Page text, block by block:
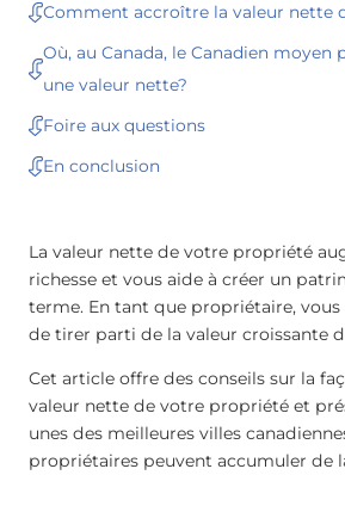
Comment accroître la valeur nette
Où, au Canada, le Canadien moyen
une valeur nette?
Foire aux questions
En conclusion
La valeur nette de votre propriété
richesse et vous aide à créer un
terme. En tant que propriétaire,
de tirer parti de la valeur croissante
Cet article offre des conseils sur la
valeur nette de votre propriété et
unes des meilleures villes
propriétaires peuvent accumuler de